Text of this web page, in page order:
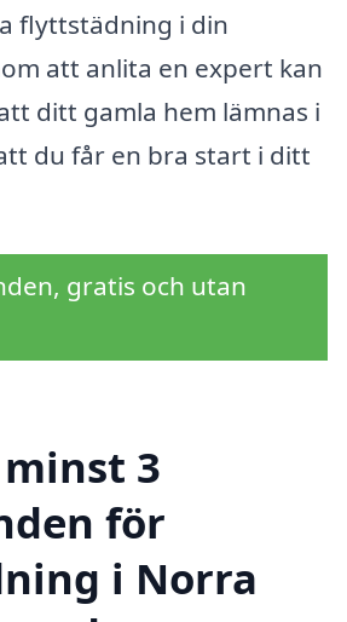
flyttstädning i din
att anlita en expert kan
ditt gamla hem lämnas i
du får en bra start i ditt
gratis och utan
3
för
i Norra